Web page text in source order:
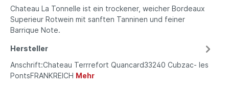
Chateau La Tonnelle ist ein trockener, weicher Bordeaux
Superieur Rotwein mit sanften Tanninen und feiner
Barrique Note.
Hersteller
Anschrift:Chateau Terrrefort Quancard33240 Cubzac- les
PontsFRANKREICH Mehr